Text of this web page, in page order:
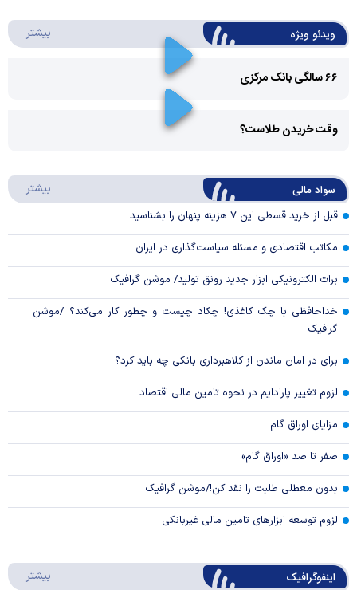
ویدئو ویژه بیشتر
۶۶ سالگی بانک مرکزی
Video
وقت خریدن طلاست؟
سواد مالی بیشتر
قبل از خرید قسطی این ۷ هزینه پنهان را بشناسید
مکاتب اقتصادی و مسئله سیاست‌گذاری در ایران
برات الکترونیکی ابزار جدید رونق تولید/ موشن گرافیک
خداحافظی با چک کاغذی! چکاد چیست و چطور کار می‌کند؟ /موشن
گرافیک
برای در امان ماندن از کلاهبرداری بانکی چه باید کرد؟
لزوم تغییر پارادایم در نحوه تامین مالی اقتصاد
مزایای اوراق گام
صفر تا صد «اوراق گام»
بدون معطلی طلبت را نقد کن!/موشن گرافیک
لزوم توسعه ابزارهای تامین مالی غیربانکی
اینفوگرافیک بیشتر